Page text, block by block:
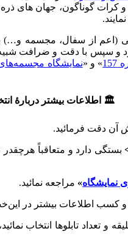
کرات گوناگون، جهان های
(اعم از سفال، مجسمه
و سپس با دقت و ضرافت
» و «نمایشگاه
🏛 اطلاعات بیشتر دربارهٔ
آن دقت فرمائید.
بستگی دارد و متعاقباً
نمایشگاه» مراجعه نمائید.
و کسب اطلاعات بیشتر در
و تعداد تابلوها انتخاب